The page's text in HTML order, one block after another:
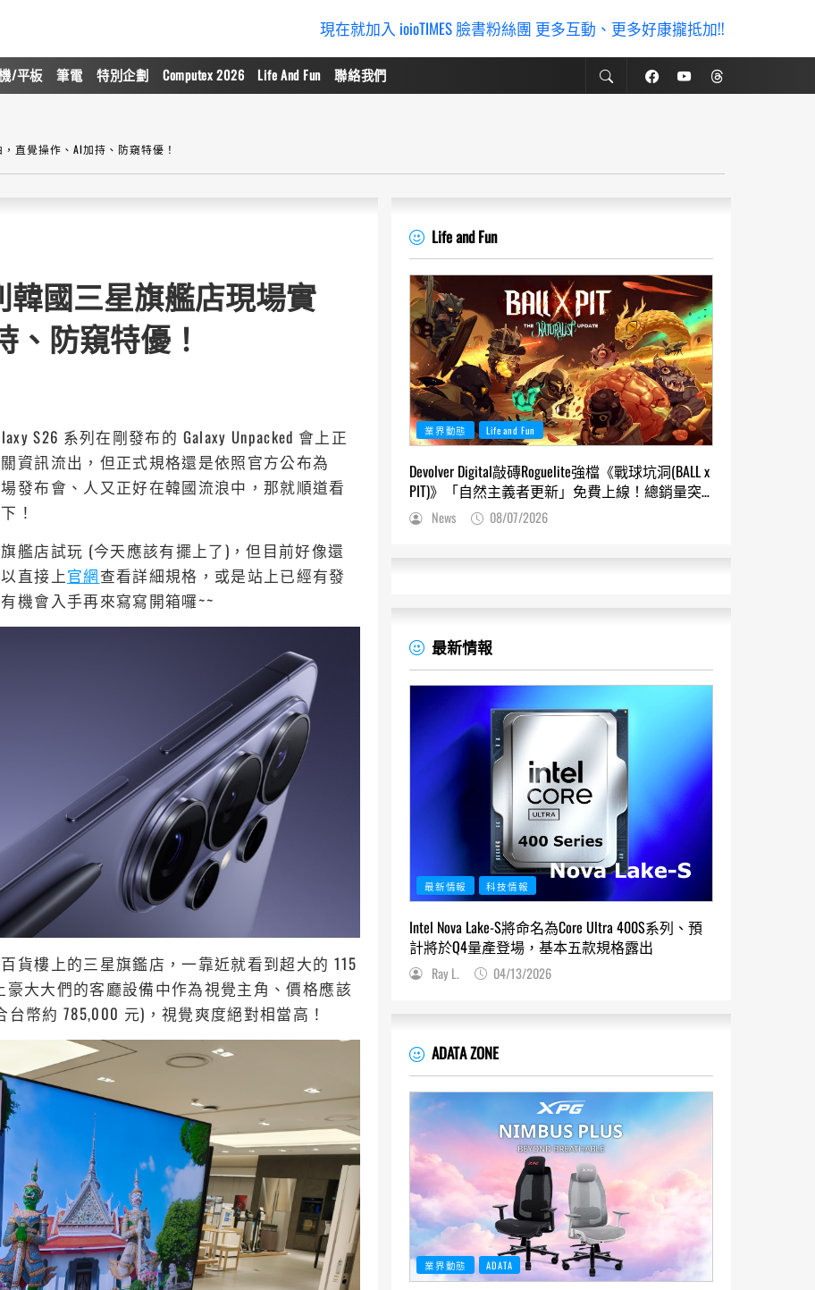
現在就加入 ioioTIMES 臉書粉絲團 更多互動、更多好康攏抵加!!
/平板 筆電 特別企劃 Computex 2026 Life And Fun 聯絡我們
，直覺操作、AI加持、防窺特優！
列韓國三星旗艦店現場實
、防窺特優！
S26 系列在剛發布的 Galaxy Unpacked 會上正
資訊流出，但正式規格還是依照官方公布為
發布會、人又正好在韓國流浪中，那就順道看
！
艦店試玩 (今天應該有擺上了)，但目前好像還
直接上官網查看詳細規格，或是站上已經有發
機會入手再來寫寫開箱囉~~
貨樓上的三星旗鑑店，一靠近就看到超大的 115
豪大大們的客廳設備中作為視覺主角、價格應該
幣約 785,000 元)，視覺爽度絕對相當高！
Life and Fun
業界動態 Life and Fun
Devolver Digital敲磚Roguelite強檔《戰球坑洞(BALL x
PIT)》「自然主義者更新」免費上線！總銷量突
破200萬份，遊戲史低66折熱銷中
News 08/07/2026
最新情報
最新情報 科技情報
Intel Nova Lake-S將命名為Core Ultra 400S系列、預
計將於Q4量產登場，基本五款規格露出
Ray L. 04/13/2026
ADATA ZONE
業界動態 ADATA